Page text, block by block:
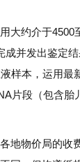
大约介于4500
成并发出鉴定
样本，运用最
片段（包含胎
地物价局的收